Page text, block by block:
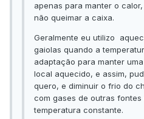
apenas para manter o
não queimar a caixa.
Geralmente eu utilizo
gaiolas quando a
adaptação para manter
local aquecido, e assim,
quero, e diminuir o frio do
com gases de outras
temperatura constante.